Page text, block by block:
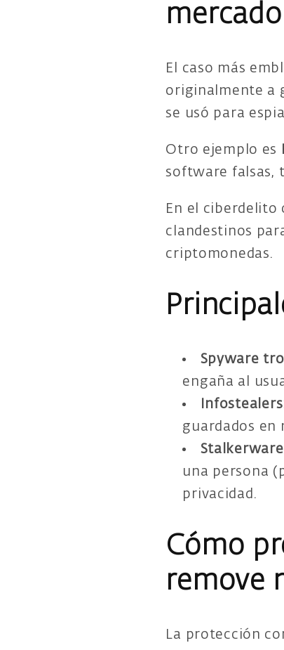
El caso más
originalmente a
se usó para
Otro ejemplo es
software falsas,
En el
clandestinos
criptomonedas.
Spyware
engaña al
guardados en
una persona
privacidad.
Cómo
remove
La protección